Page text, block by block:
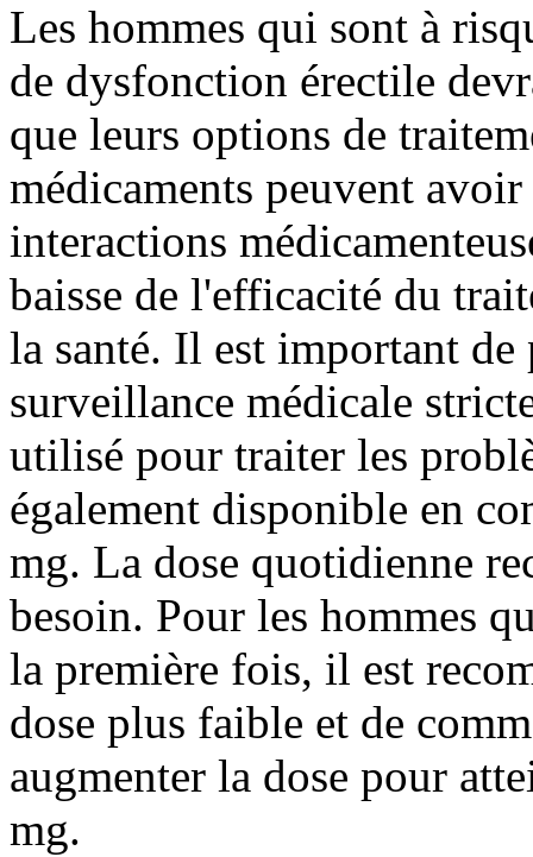
Les hommes qui sont à
de dysfonction érectile
que leurs options de
médicaments peuvent avoir
interactions
baisse de l'efficacité du
la santé. Il est important de
surveillance médicale
utilisé pour traiter les
également disponible en
mg. La dose quotidienne
besoin. Pour les hommes
la première fois, il est
dose plus faible et de
augmenter la dose pour
mg.